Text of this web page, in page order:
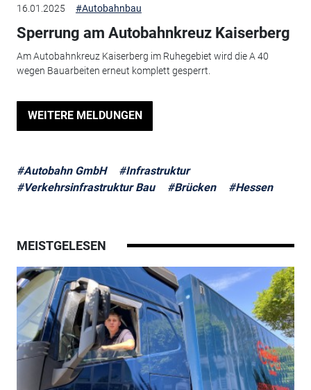
16.01.2025 #Autobahnbau
Sperrung am Autobahnkreuz Kaiserberg
Am Autobahnkreuz Kaiserberg im Ruhegebiet wird die A 40
wegen Bauarbeiten erneut komplett gesperrt.
WEITERE MELDUNGEN
#Autobahn GmbH
#Infrastruktur
#Verkehrsinfrastruktur Bau
#Brücken #Hessen
MEISTGELESEN